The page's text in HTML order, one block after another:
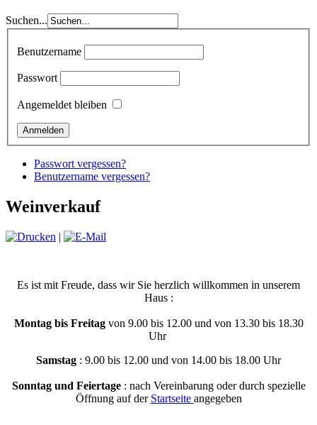
Suchen...
Benutzername
Passwort
Angemeldet bleiben
Passwort vergessen?
Benutzername vergessen?
Weinverkauf
|
Es ist mit Freude, dass wir Sie herzlich willkommen in unserem
Haus :
Montag bis Freitagvon 9.00 bis 12.00 und von 13.30 bis 18.30
Uhr
Samstag : 9.00 bis 12.00 und von 14.00 bis 18.00 Uhr
Sonntag und Feiertage: nach Vereinbarung oder durch spezielle
Öffnung auf der Startseite angegeben